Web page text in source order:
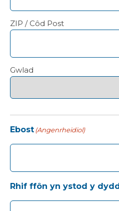
ZIP / Côd Post
Gwlad
Ebost(Angenrheidiol)
Rhif ffôn yn ystod y dydd